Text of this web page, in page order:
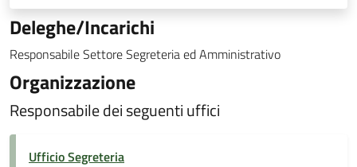
Deleghe/Incarichi
Responsabile Settore Segreteria ed Amministrativo
Organizzazione
Responsabile dei seguenti uffici
Ufficio Segreteria